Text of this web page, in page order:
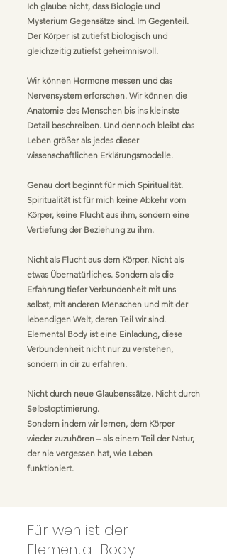
Ich glaube nicht, dass Biologie und
Mysterium Gegensätze sind. Im Gegenteil.
Der Körper ist zutiefst biologisch und
gleichzeitig zutiefst geheimnisvoll.
Wir können Hormone messen und das
Nervensystem erforschen. Wir können die
Anatomie des Menschen bis ins kleinste
Detail beschreiben. Und dennoch bleibt das
Leben größer als jedes dieser
wissenschaftlichen Erklärungsmodelle.
Genau dort beginnt für mich Spiritualität.
Spiritualität ist für mich keine Abkehr vom
Körper, keine Flucht aus ihm, sondern eine
Vertiefung der Beziehung zu ihm.
Nicht als Flucht aus dem Körper. Nicht als
etwas Übernatürliches. Sondern als die
Erfahrung tiefer Verbundenheit mit uns
selbst, mit anderen Menschen und mit der
lebendigen Welt, deren Teil wir sind.
Elemental Body ist eine Einladung, diese
Verbundenheit nicht nur zu verstehen,
sondern in dir zu erfahren.
Nicht durch neue Glaubenssätze. Nicht durch
Selbstoptimierung.
Sondern indem wir lernen, dem Körper
wieder zuzuhören – als einem Teil der Natur,
der nie vergessen hat, wie Leben
funktioniert.
Für wen ist der
Elemental Body